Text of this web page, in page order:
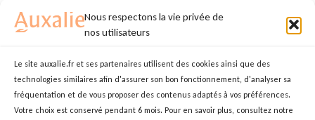
Nous respectons la vie privée de
nos utilisateurs
Le site auxalie.fr et ses partenaires utilisent des cookies ainsi que des
technologies similaires afin d'assurer son bon fonctionnement, d'analyser sa
fréquentation et de vous proposer des contenus adaptés à vos préférences.
Votre choix est conservé pendant 6 mois. Pour en savoir plus, consultez notre
16,60 €
Employé familiale
KETTY ASSISTANT(E) DE VIE